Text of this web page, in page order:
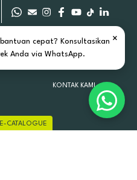
INSPIRASI
KONTAK KAMI
CATALOGUE
×
cepat? Konsultasikan
Anda via WhatsApp.